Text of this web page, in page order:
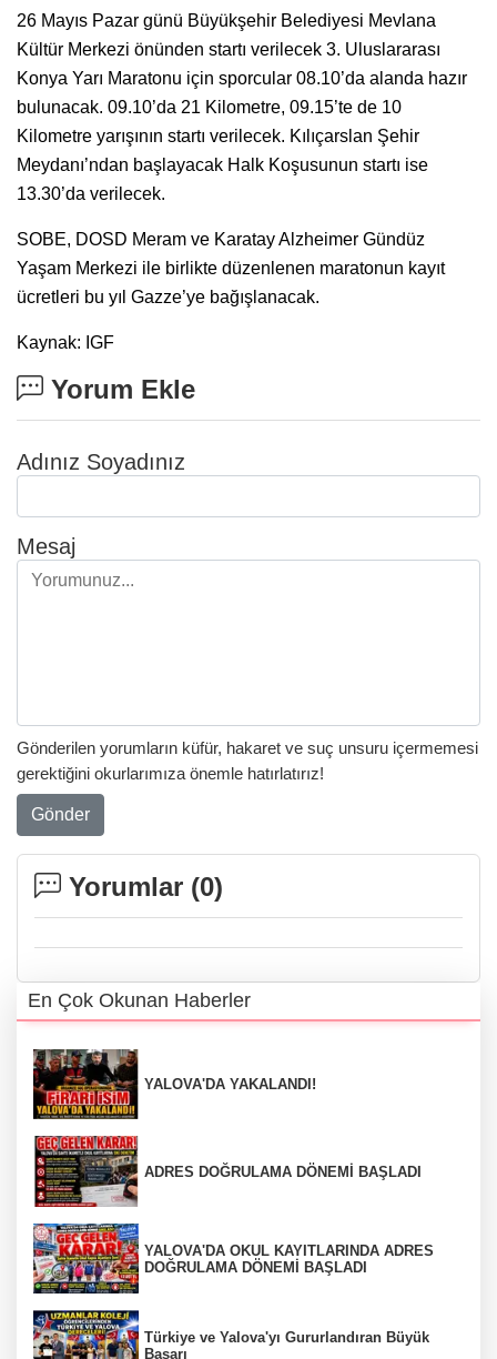
26 Mayıs Pazar günü Büyükşehir Belediyesi Mevlana
Kültür Merkezi önünden startı verilecek 3. Uluslararası
Konya Yarı Maratonu için sporcular 08.10’da alanda hazır
bulunacak. 09.10’da 21 Kilometre, 09.15’te de 10
Kilometre yarışının startı verilecek. Kılıçarslan Şehir
Meydanı’ndan başlayacak Halk Koşusunun startı ise
13.30’da verilecek.
SOBE, DOSD Meram ve Karatay Alzheimer Gündüz
Yaşam Merkezi ile birlikte düzenlenen maratonun kayıt
ücretleri bu yıl Gazze’ye bağışlanacak.
Kaynak: IGF
Yorum Ekle
Adınız Soyadınız
Mesaj
Gönderilen yorumların küfür, hakaret ve suç unsuru içermemesi
gerektiğini okurlarımıza önemle hatırlatırız!
Gönder
Yorumlar (0)
En Çok Okunan Haberler
YALOVA'DA YAKALANDI!
ADRES DOĞRULAMA DÖNEMİ BAŞLADI
YALOVA'DA OKUL KAYITLARINDA ADRES
DOĞRULAMA DÖNEMİ BAŞLADI
Türkiye ve Yalova'yı Gururlandıran Büyük
Başarı